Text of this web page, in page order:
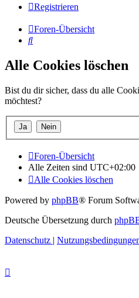
Registrieren
Foren-Übersicht
Suche
Alle Cookies löschen
Bist du dir sicher, dass du alle
möchtest?
Foren-Übersicht
Alle Zeiten sind UTC+02:00
Alle Cookies löschen
Powered by phpBB® Forum
Deutsche Übersetzung durch
Datenschutz |